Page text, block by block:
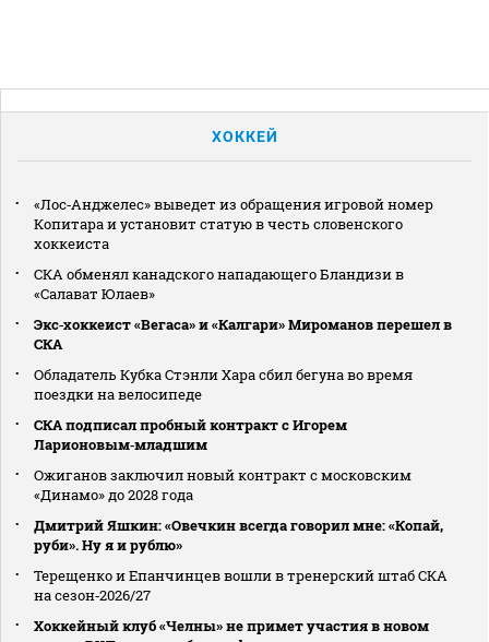
ХОККЕЙ
«Лос‑Анджелес» выведет из обращения игровой номер
Копитара и установит статую в честь словенского
хоккеиста
СКА обменял канадского нападающего Бландизи в
«Салават Юлаев»
Экс‑хоккеист «Вегаса» и «Калгари» Мироманов перешел в
СКА
Обладатель Кубка Стэнли Хара сбил бегуна во время
поездки на велосипеде
СКА подписал пробный контракт с Игорем
Ларионовым‑младшим
Ожиганов заключил новый контракт с московским
«Динамо» до 2028 года
Дмитрий Яшкин: «Овечкин всегда говорил мне: «Копай,
руби». Ну я и рублю»
Терещенко и Епанчинцев вошли в тренерский штаб СКА
на сезон‑2026/27
Хоккейный клуб «Челны» не примет участия в новом